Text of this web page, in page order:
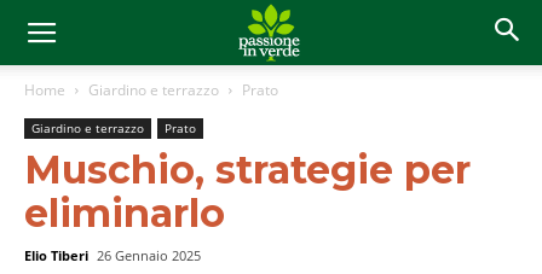
Home Giardino e terrazzo Prato
Giardino e terrazzo Prato
Muschio, strategie per
eliminarlo
Elio Tiberi 26 Gennaio 2025